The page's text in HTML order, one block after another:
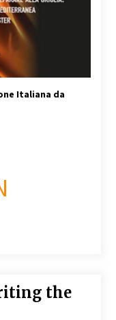
Italiana da
the